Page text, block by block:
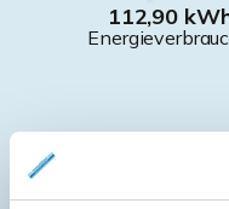
112,90
Weitere